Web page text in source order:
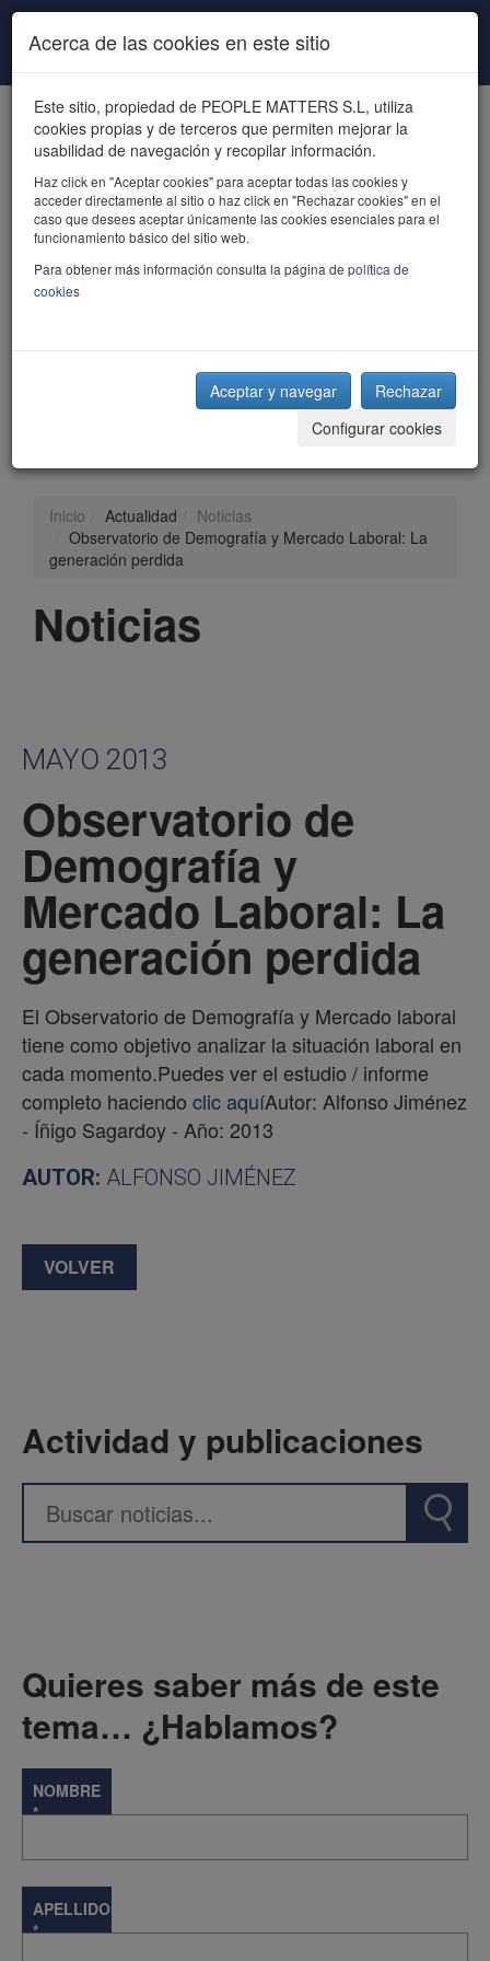
Pasar al contenido principal
powered by talent
Inicio Actualidad
Noticias
Observatorio de Demografía y Mercado Laboral: La
generación perdida
Noticias
MAYO 2013
Observatorio de
Demografía y
Mercado Laboral: La
generación perdida
El Observatorio de Demografía y Mercado laboral
tiene como objetivo analizar la situación laboral en
cada momento.Puedes ver el estudio / informe
completo haciendo clic aquíAutor: Alfonso Jiménez
- Íñigo Sagardoy - Año: 2013
AUTOR: ALFONSO JIMÉNEZ
VOLVER
Actividad y publicaciones
Quieres saber más de este
tema… ¿Hablamos?
NOMBRE
*
APELLIDOS
*
Acerca de las cookies en este sitio
Este sitio, propiedad de PEOPLE MATTERS S.L, utiliza
cookies propias y de terceros que permiten mejorar la
usabilidad de navegación y recopilar información.
Haz click en "Aceptar cookies" para aceptar todas las cookies y
acceder directamente al sitio o haz click en "Rechazar cookies" en el
caso que desees aceptar únicamente las cookies esenciales para el
funcionamiento básico del sitio web.
Para obtener más información consulta la página de política de
cookies
Aceptar y navegar
Rechazar
Configurar cookies